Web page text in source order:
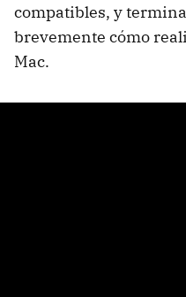
compatibles, y
brevemente cómo
Mac.